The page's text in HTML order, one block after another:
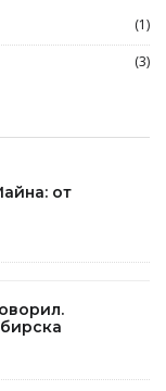
(1)
(3)
от